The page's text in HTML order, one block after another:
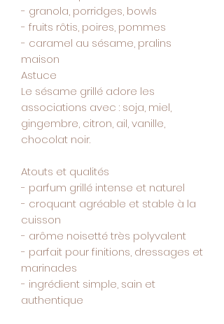
- granola, porridges, bowls
- fruits rôtis, poires, pommes
- caramel au sésame, pralins
maison
Astuce
Le sésame grillé adore les
associations avec : soja, miel,
gingembre, citron, ail, vanille,
chocolat noir.
Atouts et qualités
- parfum grillé intense et naturel
- croquant agréable et stable à la
cuisson
- arôme noisetté très polyvalent
- parfait pour finitions, dressages et
marinades
- ingrédient simple, sain et
authentique